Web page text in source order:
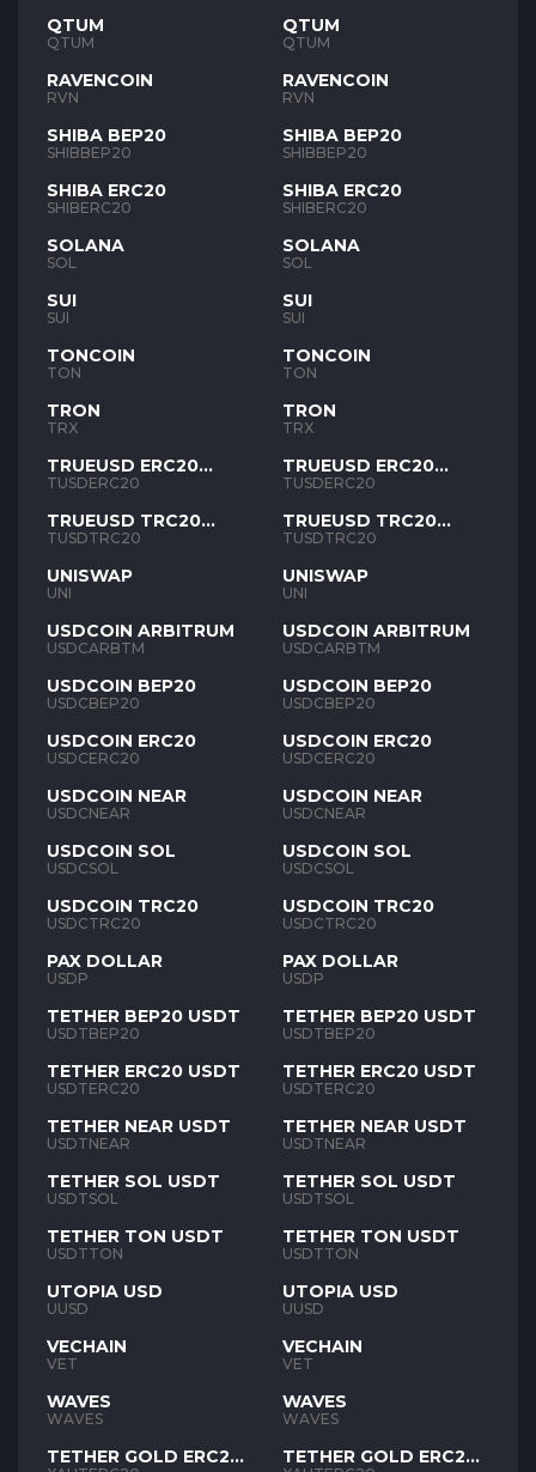
QTUM
QTUM
RAVENCOIN
RVN
SHIBA BEP20
SHIBBEP20
SHIBA ERC20
SHIBERC20
SOLANA
SOL
SUI
SUI
TONCOIN
TON
TRON
TRX
TRUEUSD ERC20
TUSD
TUSDERC20
TRUEUSD TRC20
TUSD
TUSDTRC20
UNISWAP
UNI
USDCOIN ARBITRUM
USDCARBTM
USDCOIN BEP20
USDCBEP20
USDCOIN ERC20
USDCERC20
USDCOIN NEAR
USDCNEAR
USDCOIN SOL
USDCSOL
USDCOIN TRC20
USDCTRC20
PAX DOLLAR
USDP
TETHER BEP20 USDT
USDTBEP20
TETHER ERC20 USDT
USDTERC20
TETHER NEAR USDT
USDTNEAR
TETHER SOL USDT
USDTSOL
TETHER TON USDT
USDTTON
UTOPIA USD
UUSD
VECHAIN
VET
WAVES
WAVES
TETHER GOLD ERC20
QTUM
QTUM
RAVENCOIN
RVN
SHIBA BEP20
SHIBBEP20
SHIBA ERC20
SHIBERC20
SOLANA
SOL
SUI
SUI
TONCOIN
TON
TRON
TRX
TRUEUSD ERC20
TUSD
TUSDERC20
TRUEUSD TRC20
TUSD
TUSDTRC20
UNISWAP
UNI
USDCOIN ARBITRUM
USDCARBTM
USDCOIN BEP20
USDCBEP20
USDCOIN ERC20
USDCERC20
USDCOIN NEAR
USDCNEAR
USDCOIN SOL
USDCSOL
USDCOIN TRC20
USDCTRC20
PAX DOLLAR
USDP
TETHER BEP20 USDT
USDTBEP20
TETHER ERC20 USDT
USDTERC20
TETHER NEAR USDT
USDTNEAR
TETHER SOL USDT
USDTSOL
TETHER TON USDT
USDTTON
UTOPIA USD
UUSD
VECHAIN
VET
WAVES
WAVES
TETHER GOLD ERC20